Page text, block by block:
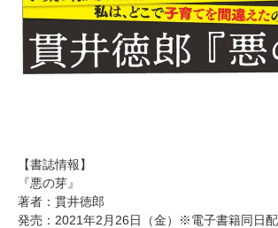
【書誌情報】
『悪の芽』
著者：貫井徳郎
発売：2021年2月26日（金）※電子書籍同日